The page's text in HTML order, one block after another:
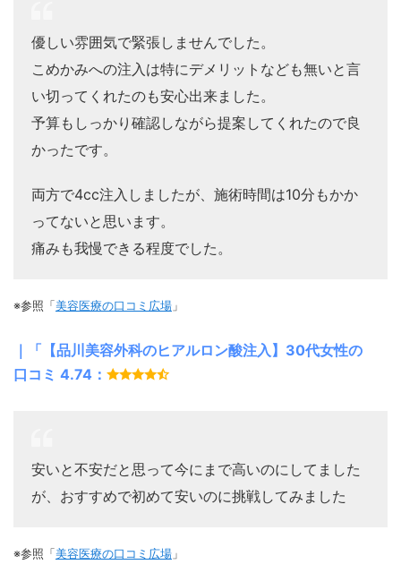
優しい雰囲気で緊張しませんでした。
こめかみへの注入は特にデメリットなども無いと言
い切ってくれたのも安心出来ました。
予算もしっかり確認しながら提案してくれたので良
かったです。
両方で4cc注入しましたが、施術時間は10分もかか
ってないと思います。
痛みも我慢できる程度でした。
※参照「 美容医療の口コミ広場 」
｜「【品川美容外科のヒアルロン酸注入】30代女性の
口コミ 4.74：
安いと不安だと思って今にまで高いのにしてました
が、おすすめで初めて安いのに挑戦してみました
※参照「 美容医療の口コミ広場 」